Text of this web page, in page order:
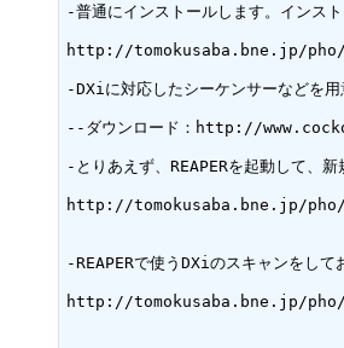
-普通にインストールします。インス
http://tomokusaba.bne.jp/pho/
-DXiに対応したシーケンサーなどを
--ダウンロード：http://
-とりあえず、REAPERを起動して、新
http://tomokusaba.bne.jp/pho/
-REAPERで使うDXiのスキャンをして
http://tomokusaba.bne.jp/pho/